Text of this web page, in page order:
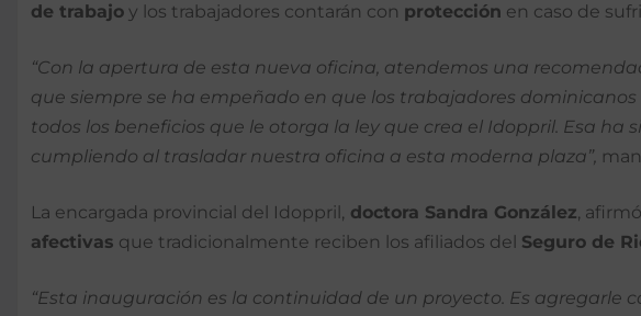
de trabajo y los trabajadores contarán con protección en caso de
“Con la apertura de esta nueva oficina, atendemos una
que siempre se ha empeñado en que los trabajadores
todos los beneficios que le otorga la ley que crea el Idoppril. Esa
cumpliendo al trasladar nuestra oficina a esta moderna plaza”,
La encargada provincial del Idoppril, doctora Sandra González,
afectivas que tradicionalmente reciben los afiliados del Seguro de
“Esta inauguración es la continuidad de un proyecto. Es agregarle